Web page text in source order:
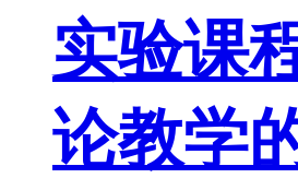
实验课
论教学